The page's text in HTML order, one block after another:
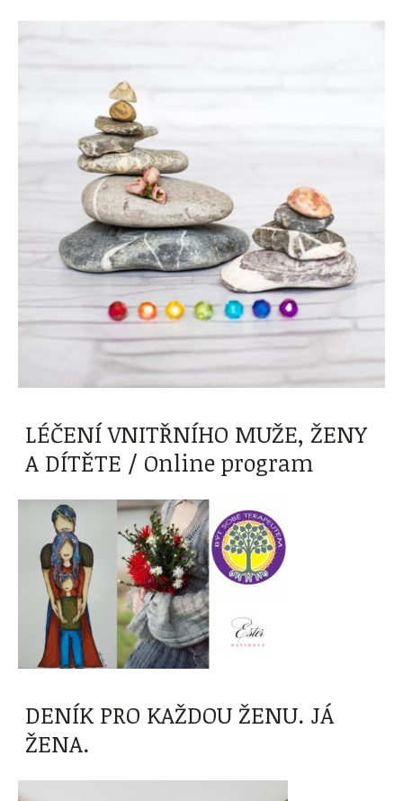
LÉČENÍ VNITŘNÍHO MUŽE, ŽENY
A DÍTĚTE / Online program
DENÍK PRO KAŽDOU ŽENU. JÁ
ŽENA.